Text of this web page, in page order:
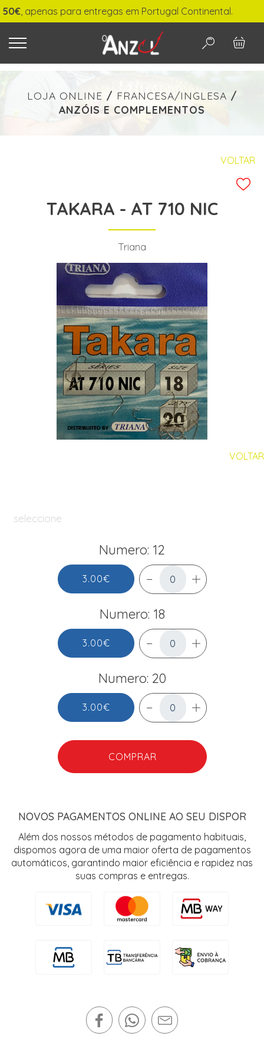
O QUE PROCURA?
-
PESQUISAR
apenas para entregas em Portugal Continental.
LOJA ONLINE / FRANCESA/INGLESA /
ANZÓIS E COMPLEMENTOS
VOLTAR
TAKARA - AT 710 NIC
Triana
VOLTAR
seleccione
Numero: 12
3.00€
Numero: 18
3.00€
Numero: 20
3.00€
COMPRAR
NOVOS PAGAMENTOS ONLINE AO SEU DISPOR
Além dos nossos métodos de pagamento habituais,
dispomos agora de uma maior oferta de pagamentos
automáticos, garantindo maior eficiência e rapidez nas
suas compras e entregas.